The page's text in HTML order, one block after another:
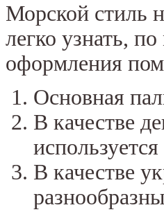
Морской стиль
легко узнать,
оформления
Основная
В качестве
В качестве